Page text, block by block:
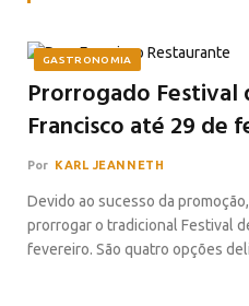
GASTRONOMIA
Prorrogado Festival
Francisco até 29 de
Por KARL JEANNETH
Devido ao sucesso da
prorrogar o tradicional Festival
fevereiro. São quatro opções